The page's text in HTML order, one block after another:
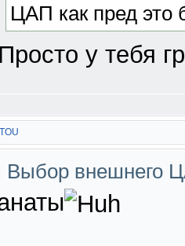
ЦАП как пред это
Просто у тебя
Выбор внешнего